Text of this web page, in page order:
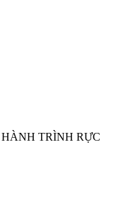
TRÌNH RỰC